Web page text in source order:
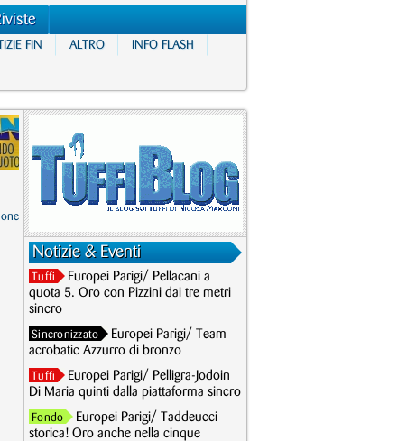
FIN ALTRO INFO FLASH
Notizie & Eventi
Tuffi
Europei Parigi/ Pellacani a
quota 5. Oro con Pizzini dai tre metri
sincro
Sincronizzato
Europei Parigi/ Team
acrobatic Azzurro di bronzo
Tuffi
Europei Parigi/ Pelligra-Jodoin
Di Maria quinti dalla piattaforma sincro
Fondo
Europei Parigi/ Taddeucci
storica! Oro anche nella cinque